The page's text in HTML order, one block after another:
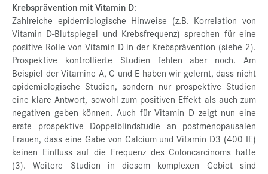
Krebsprävention mit Vitamin D:
Zahlreiche epidemiologische Hinweise (z.B. Korrelation von
Vitamin D-Blutspiegel und Krebsfrequenz) sprechen für eine
positive Rolle von Vitamin D in der Krebsprävention (siehe 2).
Prospektive kontrollierte Studien fehlen aber noch. Am
Beispiel der Vitamine A, C und E haben wir gelernt, dass nicht
epidemiologische Studien, sondern nur prospektive Studien
eine klare Antwort, sowohl zum positiven Effekt als auch zum
negativen geben können. Auch für Vitamin D zeigt nun eine
erste prospektive Doppelblindstudie an postmenopausalen
Frauen, dass eine Gabe von Calcium und Vitamin D3 (400 IE)
keinen Einfluss auf die Frequenz des Coloncarcinoms hatte
(3). Weitere Studien in diesem komplexen Gebiet sind